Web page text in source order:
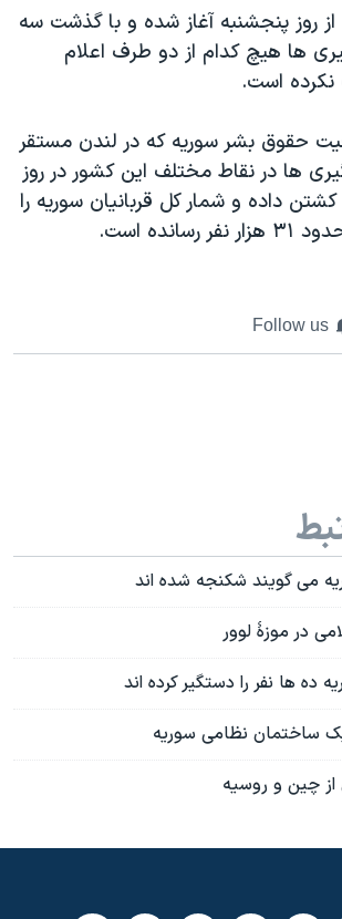
آمریکا «سی‌پک»
به چین
روز پنجشنبه آغاز شده و با گذشت سه
ها هیچ کدام از دو طرف اعلام
نکرده است.
حقوق بشر سوریه که در لندن مستقر
ها در نقاط مختلف این کشور در روز
را به کشتن داده و شمار کل قربانیان سوریه را
است.
Follow us
می گویند شکنجه شده اند
در موزۀ لوور
ده ها نفر را دستگیر کرده اند
ساختمان نظامی سوریه
از چین و روسیه